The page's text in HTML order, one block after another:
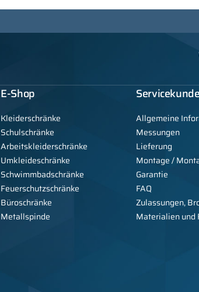
E-Shop
Kleiderschränke
Schulschränke
Arbeitskleiderschränke
Umkleideschränke
Schwimmbadschränke
Feuerschutzschränke
Büroschränke
Metallspinde
Servicekunde
Allgemeine
Messungen
Lieferung
Montage /
Garantie
FAQ
Zulassungen,
Materialien und